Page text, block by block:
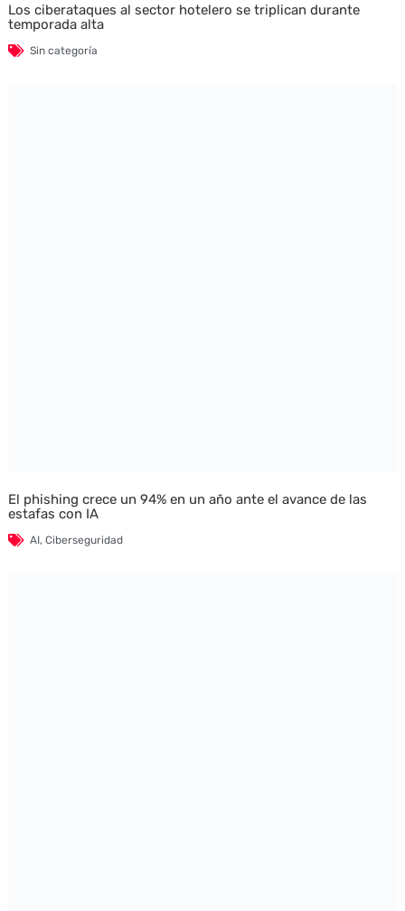
Los ciberataques al sector hotelero se triplican durante
temporada alta
Sin categoría
El phishing crece un 94% en un año ante el avance de las
estafas con IA
AI, Ciberseguridad